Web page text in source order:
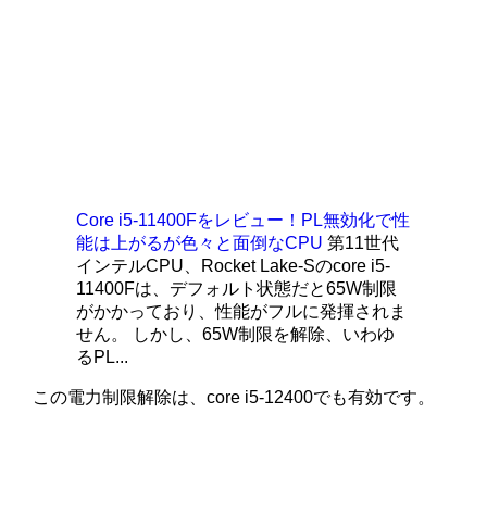
Core i5-11400Fをレビュー！PL無効化で性
能は上がるが色々と面倒なCPU 第11世代
インテルCPU、Rocket Lake-Sのcore i5-
11400Fは、デフォルト状態だと65W制限
がかかっており、性能がフルに発揮されま
せん。 しかし、65W制限を解除、いわゆ
るPL...
この電力制限解除は、core i5-12400でも有効です。